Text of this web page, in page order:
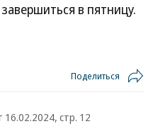
в пятницу.
Поделиться
16.02.2024, стр. 12